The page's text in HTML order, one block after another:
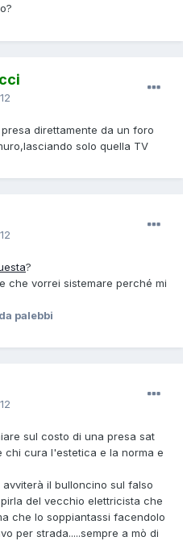
direttamente da un foro
solo quella TV
?
che vorrei sistemare perché mi
da palebbi
sul costo di una presa sat
chi cura l'estetica e la norma e
il bulloncino sul falso
del vecchio elettricista che
che lo soppiantassi facendolo
per strada.....sempre a mò di